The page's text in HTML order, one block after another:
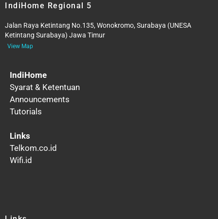
IndiHome Regional 5
Jalan Raya Ketintang No.135, Wonokromo, Surabaya (UNESA
Ketintang Surabaya) Jawa Timur
View Map
IndiHome
Syarat & Ketentuan
Announcements
Tutorials
Links
Telkom.co.id
Wifi.id